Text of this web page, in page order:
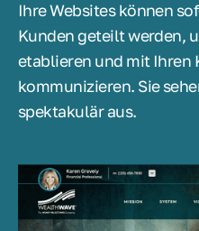
Ihre Websites können
Kunden geteilt werden,
etablieren und mit Ihren
kommunizieren. Sie
spektakulär aus.